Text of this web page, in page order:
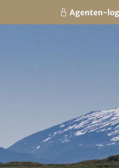
Agenten-